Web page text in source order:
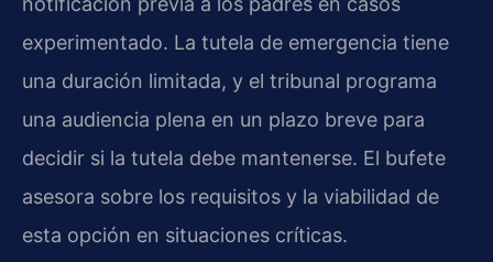
experimentado. La tutela de emergencia tiene
una duración limitada, y el tribunal programa
una audiencia plena en un plazo breve para
decidir si la tutela debe mantenerse. El bufete
asesora sobre los requisitos y la viabilidad de
esta opción en situaciones críticas.